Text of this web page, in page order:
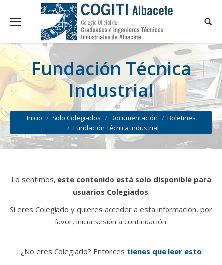
Fundación Técnica
Industrial
You are here:
Inicio Solo Colegiados Documentación
Boletines
Fundación Técnica Industrial
Lo sentimos, este contenido está solo disponible para
usuarios Colegiados.
Si eres Colegiado y quieres acceder a esta información, por
favor, inicia sesión a continuación.
¿No eres Colegiado? Entonces tienes que leer esto